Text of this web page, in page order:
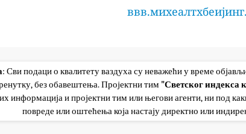
: Сви подаци о квалитету ваздуха су неважећи у време
без обавештења. Пројектни тим "Светског индекса
информација и пројектни тим или његови агенти, ни под
повреде или оштећења која настају директно или